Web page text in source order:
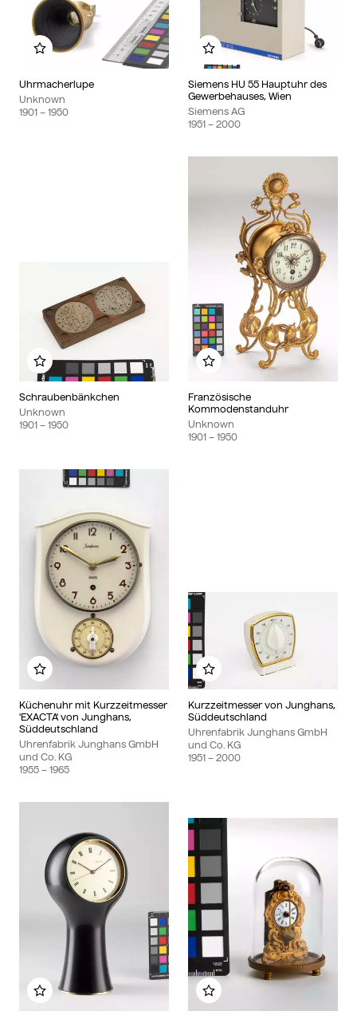
Uhrmacherlupe
Unknown
1901 – 1950
Add to my album
Siemens HU 55 Hauptuhr des
Gewerbehauses, Wien
Siemens AG
1951 – 2000
Add to my album
Schraubenbänkchen
Unknown
1901 – 1950
Add to my album
Französische
Kommodenstanduhr
Unknown
1901 – 1950
Add to my album
Küchenuhr mit Kurzzeitmesser
'EXACTA' von Junghans,
Süddeutschland
Uhrenfabrik Junghans GmbH
und Co. KG
1955 – 1965
Add to my album
Kurzzeitmesser von Junghans,
Süddeutschland
Uhrenfabrik Junghans GmbH
und Co. KG
1951 – 2000
Add to my album
Add to my album Add to my album